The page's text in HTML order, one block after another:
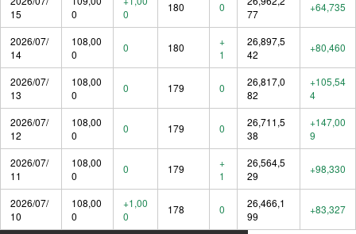
15
0
0
180 0
77
+64,735
2026/07/
14
108,00
0
0 180
+
1
26,897,5
42
+80,460
2026/07/
13
108,00
0
0 179 0
26,817,0
82
+105,54
4
2026/07/
12
108,00
0
0 179 0
26,711,5
38
+147,00
9
2026/07/
11
108,00
0
0 179
+
1
26,564,5
29
+98,330
2026/07/
10
108,00
0
+1,00
0
178 0
26,466,1
99
+83,327